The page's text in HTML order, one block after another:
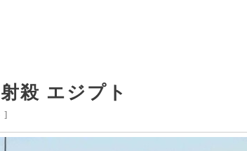
殺 エジプト
]